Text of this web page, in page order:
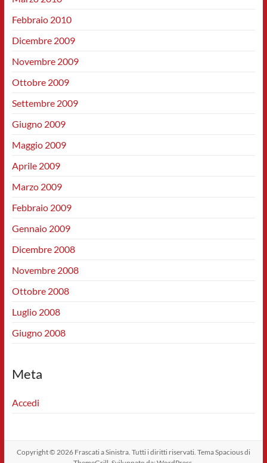
Febbraio 2010
Dicembre 2009
Novembre 2009
Ottobre 2009
Settembre 2009
Giugno 2009
Maggio 2009
Aprile 2009
Marzo 2009
Febbraio 2009
Gennaio 2009
Dicembre 2008
Novembre 2008
Ottobre 2008
Luglio 2008
Giugno 2008
Meta
Accedi
Copyright © 2026 Frascati a Sinistra. Tutti i diritti riservati. TemaSpaciousdi